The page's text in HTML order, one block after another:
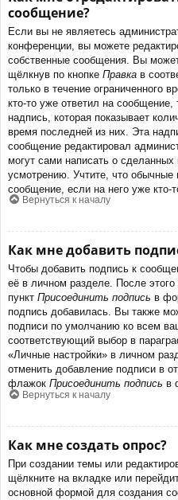
сообщение?
Если вы не являетесь
конференции, вы можете
собственные сообщения. Вы
щёлкнув по кнопке Правка в
только в течение ограниченного
кто-то уже ответил на
надпись, которая показывает
время последней из них. Эта
сообщение редактировал
могут сами написать о
усмотрению. Учтите, что обычные
сообщение, если на него уже кто-
Вернуться к началу
Как мне добавить
Чтобы добавить подпись к
её в личном разделе. После
пункт Присоединить подпись в
подпись добавилась. Вы также
подписи по умолчанию ко всем
соответствующий выбор в
«Личные настройки» в личном
отменить добавление подписи в
флажок Присоединить подпись в
Вернуться к началу
Как мне создать опрос?
При создании темы или
щёлкните на вкладке или
основной формой для создания